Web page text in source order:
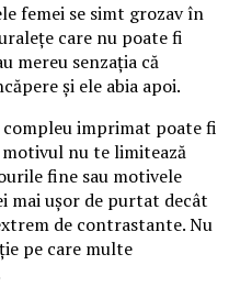
femei se simt grozav în
care nu poate fi
mereu senzația că
și ele abia apoi.
imprimat poate fi
motivul nu te limitează
fine sau motivele
mai ușor de purtat decât
de contrastante. Nu
pe care multe